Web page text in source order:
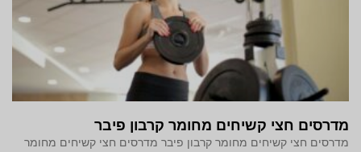
מדרסים חצי קשיחים מחומר קרבון פיבר
מדרסים חצי קשיחים מחומר קרבון פיבר מדרסים חצי קשיחים מחומר